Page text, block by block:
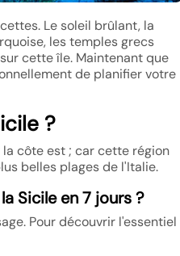
Le soleil brûlant, la
les temples grecs
cette île. Maintenant que
de planifier votre
?
la côte est ; car cette région
belles plages de l'Italie.
Sicile en 7 jours ?
Pour découvrir l'essentiel